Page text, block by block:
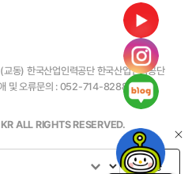
동) 한국산업인력공단 한국산업인력공단
및 오류문의 : 052-714-8288
ALL RIGHTS RESERVED.
이동